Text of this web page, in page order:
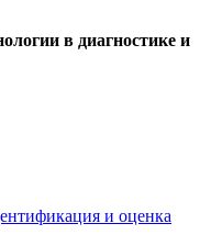
в диагностике и
и оценка